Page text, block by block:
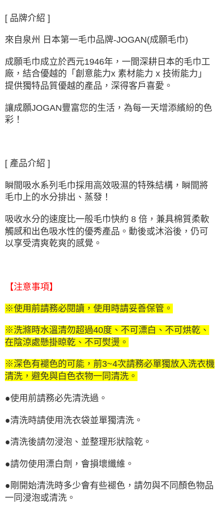
[ 品牌介紹 ]
來自泉州 日本第一毛巾品牌-JOGAN(成願毛巾)
成願毛巾成立於西元1946年，一間深耕日本的毛巾工
廠，結合優越的「創意能力x 素材能力 x 技術能力」
提供獨特品質優越的產品，深得客戶喜愛。
讓成願JOGAN豐富您的生活，為每一天增添繽紛的色
彩！
[ 產品介紹 ]
瞬間吸水系列毛巾採用高效吸濕的特殊結構，瞬間將
毛巾上的水分排出、蒸發！
吸收水分的速度比一般毛巾快約 8 倍，兼具棉質柔軟
觸感和出色吸水性的優秀產品。動後或沐浴後，仍可
以享受清爽乾爽的感覺。
【注意事項】
※使用前請務必閱讀，使用時請妥善保管。
※洗滌時水溫清勿超過40度、不可漂白、不可烘乾、
在陰涼處懸掛晾乾、不可熨燙。
※深色有褪色的可能，前3~4次請務必單獨放入洗衣機
清洗，避免與白色衣物一同清洗。
●使用前請務必先清洗過。
●清洗時請使用洗衣袋並單獨清洗。
●清洗後請勿浸泡、並整理形狀陰乾。
●請勿使用漂白劑，會損壞纖維。
●剛開始清洗時多少會有些褪色，請勿與不同顏色物品
一同浸泡或清洗。